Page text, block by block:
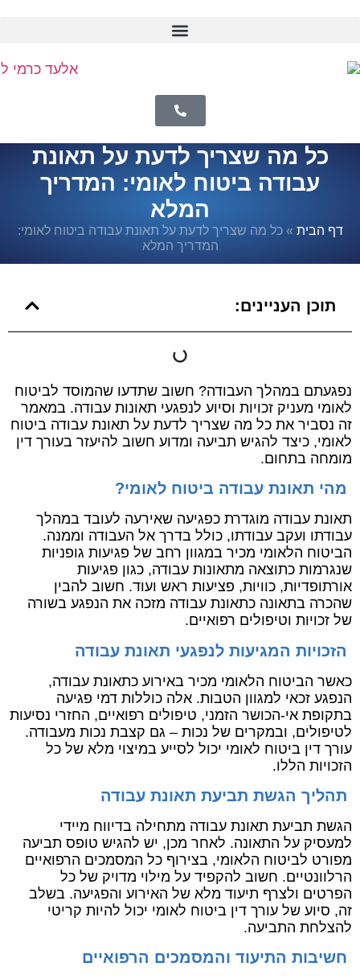
כל מה שצריך לדעת על תאונת
עבודה ביטוח לאומי: המדריך
המלא
דף הבית »כל מה שצריך לדעת על תאונת עבודה ביטוח לאומי:
המדריך המלא
תוכן העניינים:
נפגעתם במהלך העבודה? חשוב שתדעו שהמוסד לביטוח
לאומי מעניק זכויות וסיוע לנפגעי תאונות עבודה. במאמר
זה נסביר את כל מה שצריך לדעת על תאונת עבודה ביטוח
לאומי, כיצד להגיש תביעה ומדוע חשוב להיעזר בעורך דין
מומחה בתחום.
מהי תאונת עבודה ביטוח לאומי?
תאונת עבודה מוגדרת כפגיעה שאירעה לעובד במהלך
עבודתו ועקב עבודתו, כולל בדרך אל העבודה וממנה.
הביטוח הלאומי מכיר במגוון רחב של פגיעות גופניות
שנגרמות כתוצאה מתאונות עבודה, כגון פגיעות
אורתופדיות, כוויות, פציעות ראש ועוד. חשוב להבין
שהכרה בתאונה כתאונת עבודה מזכה את הנפגע בשורה
של זכויות וטיפולים רפואיים.
הזכויות המגיעות לנפגעי תאונת עבודה
כאשר הביטוח הלאומי מכיר באירוע כתאונת עבודה,
הנפגע זכאי למגוון הטבות. אלה כוללות דמי פגיעה
בתקופת אי-הכושר הזמני, טיפולים רפואיים, החזרי נסיעות
לטיפולים, ובמקרים של נכות – גם קצבת נכות מעבודה.
עורך דין ביטוח לאומי יכול לסייע במיצוי מלא של כל
הזכויות הללו.
תהליך הגשת תביעת תאונת עבודה
הגשת תביעת תאונת עבודה מתחילה בדיווח מיידי
למעסיק על התאונה. לאחר מכן, יש להגיש טופס תביעה
מפורט לביטוח הלאומי, בצירוף כל המסמכים הרפואיים
הרלוונטיים. חשוב להקפיד על מילוי מדויק של כל
הפרטים ולצרף תיעוד מלא של האירוע והפגיעה. בשלב
זה, סיוע של עורך דין ביטוח לאומי יכול להיות קריטי
להצלחת התביעה.
חשיבות התיעוד והמסמכים הרפואיים